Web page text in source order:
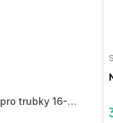
Ochranná hadice pro trubky 16-18mm - červená